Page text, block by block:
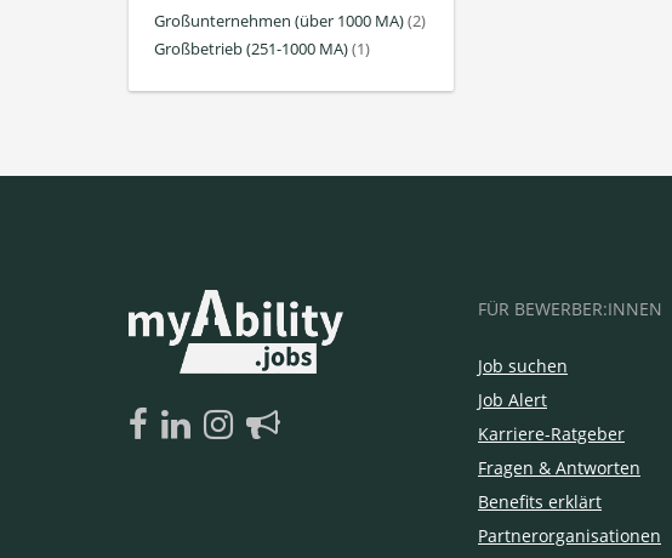
Großunternehmen (über 1000 MA)(2)
Großbetrieb (251-1000 MA)(1)
FÜR BEWERBER:INNEN
Job suchen
Job Alert
Karriere-Ratgeber
Fragen & Antworten
Benefits erklärt
Partnerorganisationen